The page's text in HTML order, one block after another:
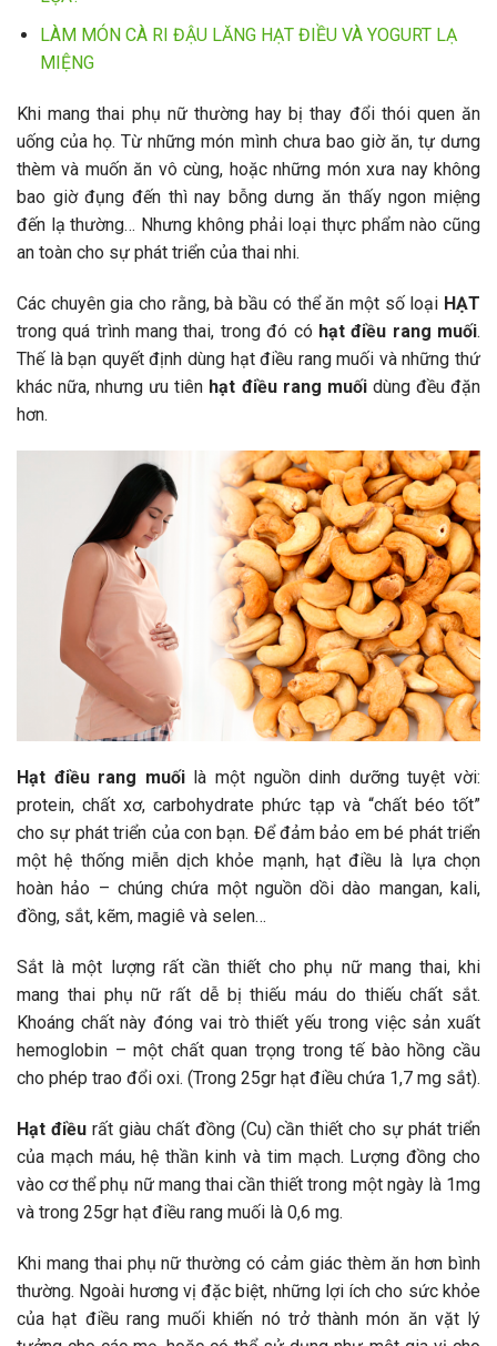
LÀM MÓN CÀ RI ĐẬU LĂNG HẠT ĐIỀU VÀ YOGURT LẠ
MIỆNG
Khi mang thai phụ nữ thường hay bị thay đổi thói quen ăn
uống của họ. Từ những món mình chưa bao giờ ăn, tự dưng
thèm và muốn ăn vô cùng, hoặc những món xưa nay không
bao giờ đụng đến thì nay bỗng dưng ăn thấy ngon miệng
đến lạ thường… Nhưng không phải loại thực phẩm nào cũng
an toàn cho sự phát triển của thai nhi.
Các chuyên gia cho rằng, bà bầu có thể ăn một số loại HẠT
trong quá trình mang thai, trong đó có hạt điều rang muối.
Thế là bạn quyết định dùng hạt điều rang muối và những thứ
khác nữa, nhưng ưu tiên hạt điều rang muốidùng đều đặn
hơn.
Hạt điều rang muốilà một nguồn dinh dưỡng tuyệt vời:
protein, chất xơ, carbohydrate phức tạp và “chất béo tốt”
cho sự phát triển của con bạn. Để đảm bảo em bé phát triển
một hệ thống miễn dịch khỏe mạnh, hạt điều là lựa chọn
hoàn hảo – chúng chứa một nguồn dồi dào mangan, kali,
đồng, sắt, kẽm, magiê và selen…
Sắt là một lượng rất cần thiết cho phụ nữ mang thai, khi
mang thai phụ nữ rất dễ bị thiếu máu do thiếu chất sắt.
Khoáng chất này đóng vai trò thiết yếu trong việc sản xuất
hemoglobin – một chất quan trọng trong tế bào hồng cầu
cho phép trao đổi oxi. (Trong 25gr hạt điều chứa 1,7 mg sắt).
Hạt điềurất giàu chất đồng (Cu) cần thiết cho sự phát triển
của mạch máu, hệ thần kinh và tim mạch. Lượng đồng cho
vào cơ thể phụ nữ mang thai cần thiết trong một ngày là 1mg
và trong 25gr hạt điều rang muối là 0,6 mg.
Khi mang thai phụ nữ thường có cảm giác thèm ăn hơn bình
thường. Ngoài hương vị đặc biệt, những lợi ích cho sức khỏe
của hạt điều rang muối khiến nó trở thành món ăn vặt lý